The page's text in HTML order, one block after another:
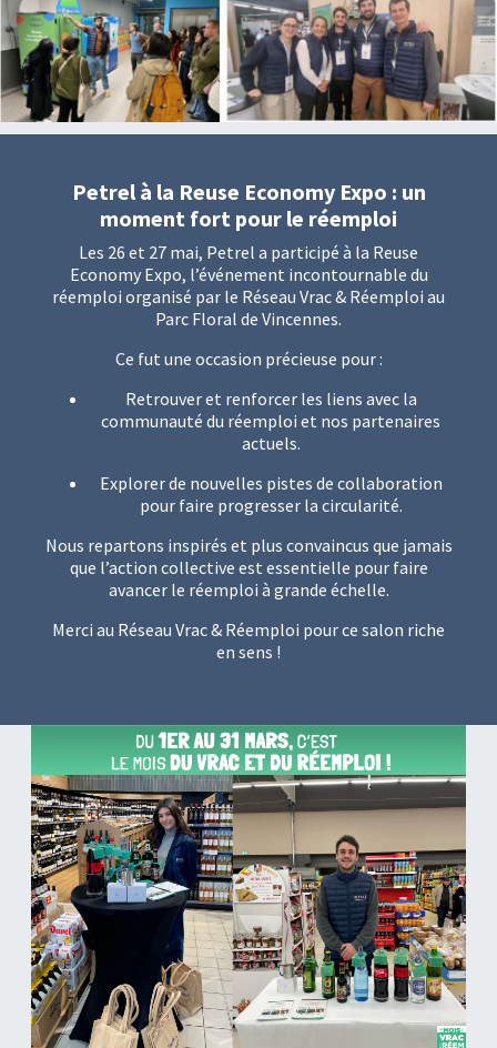
Petrel à la Reuse Economy Expo : un
moment fort pour le réemploi
Les 26 et 27 mai, Petrel a participé à la Reuse
Economy Expo, l’événement incontournable du
réemploi organisé par le Réseau Vrac & Réemploi au
Parc Floral de Vincennes.
Ce fut une occasion précieuse pour :
Retrouver et renforcer les liens avec la
communauté du réemploi et nos partenaires
actuels.
Explorer de nouvelles pistes de collaboration
pour faire progresser la circularité.
Nous repartons inspirés et plus convaincus que jamais
que l’action collective est essentielle pour faire
avancer le réemploi à grande échelle.
Merci au Réseau Vrac & Réemploi pour ce salon riche
en sens !